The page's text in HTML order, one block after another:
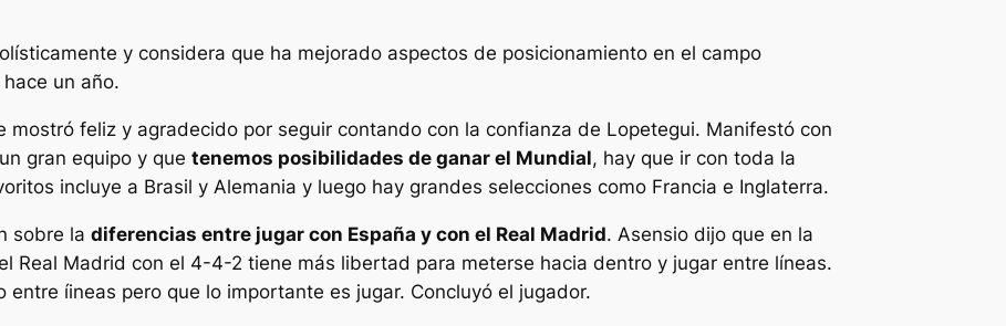
y considera que ha mejorado aspectos de posicionamiento en el campo
un año.
mostró feliz y agradecido por seguir contando con la confianza de Lopetegui. Manifestó con
gran equipo y que tenemos posibilidades de ganar el Mundial, hay que ir con toda la
incluye a Brasil y Alemania y luego hay grandes selecciones como Francia e Inglaterra.
sobre la diferencias entre jugar con España y con el Real Madrid. Asensio dijo que en la
Real Madrid con el 4-4-2 tiene más libertad para meterse hacia dentro y jugar entre líneas.
entre íineas pero que lo importante es jugar. Concluyó el jugador.